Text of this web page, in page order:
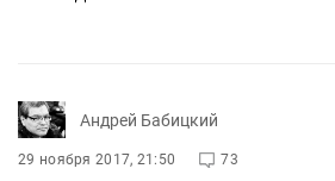
Андрей Бабицкий
29 ноября 2017, 21:50 73